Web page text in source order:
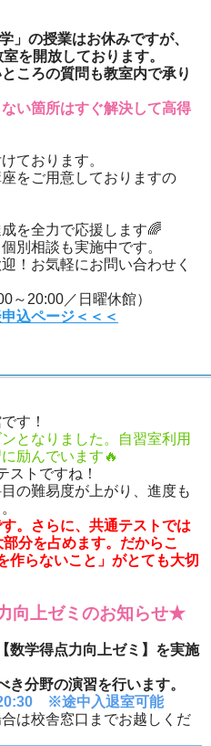
」の授業はお休みですが、
を開放しております。
ころの質問も教室内で承り
い箇所はすぐ解決して高得
ております。
をご用意しておりますの
を全力で応援します🌈
別相談も実施中です。
！お気軽にお問い合わせく
～20:00／日曜休館）
込ページ＜＜＜
す！
となりました。自習室利用
励んでいます🔥
ストですね！
の難易度が上がり、進度も
。さらに、共通テストでは
分を占めます。だからこ
作らないこと」がとても大切
上ゼミのお知らせ★
数学得点力向上ゼミ】を実施
き分野の演習を行います。
※途中入退室可能
は校舎窓口までお越しくだ